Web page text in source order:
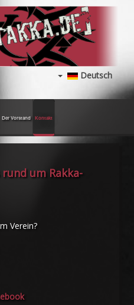
Deutsch
Der Vorstand Kontakt
um Rakka-
Verein?